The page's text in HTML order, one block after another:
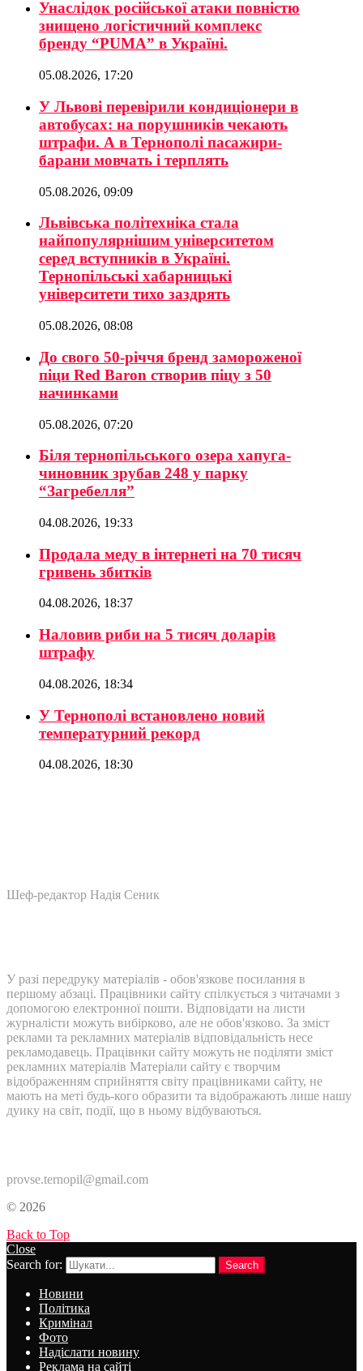
Унаслідок російської атаки повністю
знищено логістичний комплекс
бренду “PUMA” в Україні.
05.08.2026, 17:20
У Львові перевірили кондиціонери в
автобусах: на порушників чекають
штрафи. А в Тернополі пасажири-
барани мовчать і терплять
05.08.2026, 09:09
Львівська політехніка стала
найпопулярнішим університетом
серед вступників в Україні.
Тернопільські хабарницькі
університети тихо заздрять
05.08.2026, 08:08
До свого 50-річчя бренд замороженої
піци Red Baron створив піцу з 50
начинками
05.08.2026, 07:20
Біля тернопільського озера хапуга-
чиновник зрубав 248 у парку
“Загребелля”
04.08.2026, 19:33
Продала меду в інтернеті на 70 тисяч
гривень збитків
04.08.2026, 18:37
Наловив риби на 5 тисяч доларів
штрафу
04.08.2026, 18:34
У Тернополі встановлено новий
температурний рекорд
04.08.2026, 18:30
Шеф-редактор Надія Сеник
У разі передруку матеріалів - обов'язкове посилання в
першому абзаці. Працівники сайту спілкується з читачами з
допомогою електронної пошти. Відповідати на листи
журналісти можуть вибірково, але не обов'язково. За зміст
реклами та рекламних матеріалів відповідальність несе
рекламодавець. Працівнки сайту можуть не поділяти зміст
рекламних матеріалів Матеріали сайту є творчим
відображенням сприйняття світу працівниками сайту, не
мають на меті будь-кого образити та відображають лише нашу
дуику на світ, події, що в ньому відбуваються.
provse.ternopil@gmail.com
© 2026
Back to Top
Close
Search for:
Search
Новини
Політика
Кримінал
Фото
Надіслати новину
Реклама на сайті